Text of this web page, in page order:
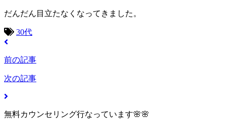
だんだん目立たなくなってきました。
30代
前の記事
次の記事
無料カウンセリング行なっています🌸🌸